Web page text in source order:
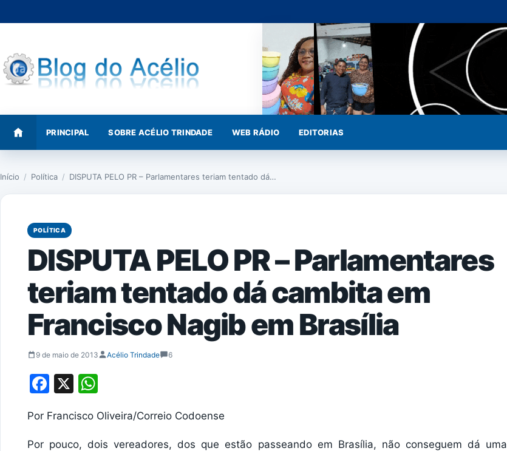
para
conteúdo
PRINCIPAL SOBRE ACÉLIO TRINDADE WEB RÁDIO EDITORIAS
Início / Política / DISPUTA PELO PR – Parlamentares teriam tentado dá…
POLÍTICA
DISPUTA PELO PR – Parlamentares
teriam tentado dá cambita em
Francisco Nagib em Brasília
9 de maio de 2013 Acélio Trindade 6
Facebook
X
Por Francisco Oliveira/Correio Codoense
Por pouco, dois vereadores, dos que estão passeando em Brasília, não conseguem dá uma